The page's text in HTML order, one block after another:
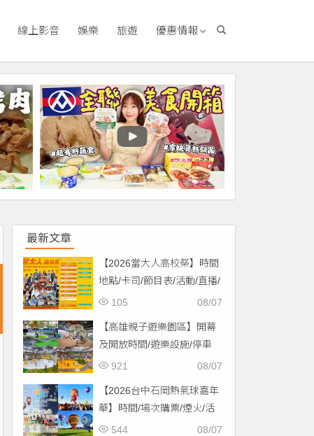
線上影音 娛樂 旅遊 優惠情報
最新文章
【2026當大人高校祭】時間
地點/卡司/節目表/活動/直播/
交通，免費入場！
08/07
105
【高雄親子遊樂園區】開幕
及開放時間/遊樂設施/停車
場/交通一次看！
08/07
921
【2026台中石岡熱氣球嘉年
華】時間/場次購票/煙火/活
動/交通，土牛運動公園登08/07
544